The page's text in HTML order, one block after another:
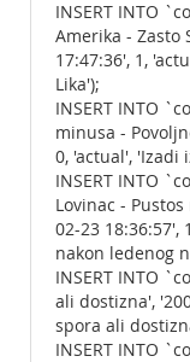
INSERT INTO
Amerika - Zasto
17:47:36', 1,
Lika');
INSERT INTO
minusa -
0, 'actual', 'Izadi
INSERT INTO
Lovinac -
02-23 18:36:57',
nakon ledenog
INSERT INTO
ali dostizna',
spora ali
INSERT INTO